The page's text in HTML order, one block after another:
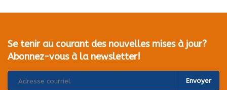
Se tenir au courant des nouvelles mises à jour?
Abonnez-vous à la newsletter!
Envoyer